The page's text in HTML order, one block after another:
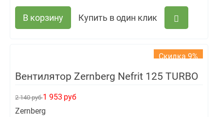
В корзину Купить в один клик
Скидка 9%
Вентилятор Zernberg Nefrit 125 TURBO
2 140 руб1 953 руб
Zernberg